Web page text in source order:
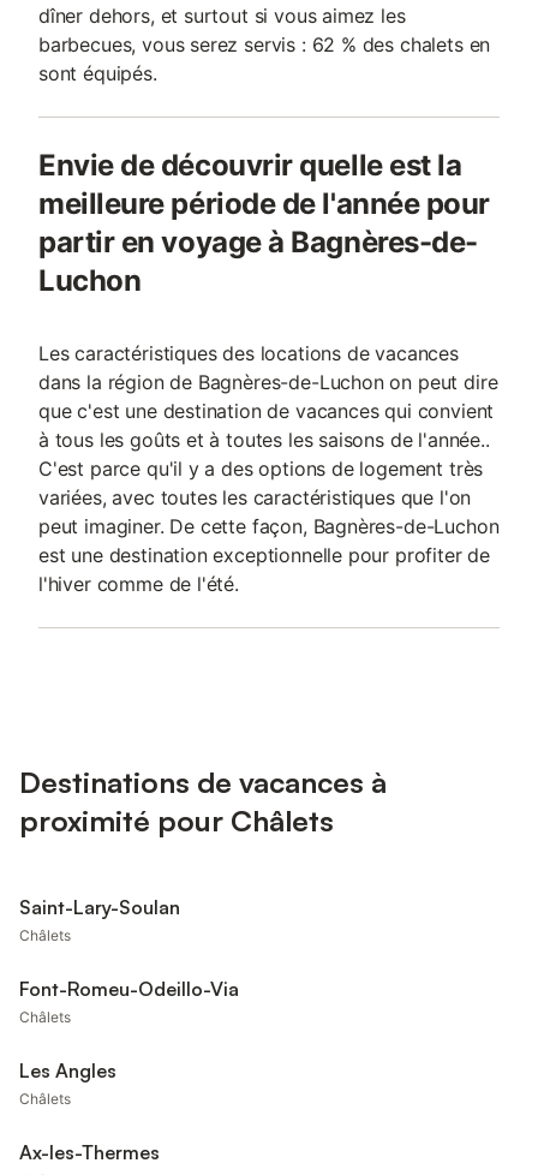
dîner dehors, et surtout si vous aimez les
barbecues, vous serez servis : 62 % des chalets en
sont équipés.
Envie de découvrir quelle est la
meilleure période de l'année pour
partir en voyage à Bagnères-de-
Luchon
Les caractéristiques des locations de vacances
dans la région de Bagnères-de-Luchon on peut dire
que c'est une destination de vacances qui convient
à tous les goûts et à toutes les saisons de l'année..
C'est parce qu'il y a des options de logement très
variées, avec toutes les caractéristiques que l'on
peut imaginer. De cette façon, Bagnères-de-Luchon
est une destination exceptionnelle pour profiter de
l'hiver comme de l'été.
Destinations de vacances à
proximité pour Châlets
Saint-Lary-Soulan
Châlets
Font-Romeu-Odeillo-Via
Châlets
Les Angles
Châlets
Ax-les-Thermes